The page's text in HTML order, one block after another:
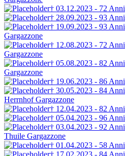
† 03.12.2023 - 72 Anni
† 28.09.2023 - 93 Anni
† 19.09.2023 - 93 Anni
Gargazzone
† 12.08.2023 - 72 Anni
Gargazzone
† 05.08.2023 - 82 Anni
Gargazzone
† 19.06.2023 - 86 Anni
† 30.05.2023 - 84 Anni
HerrnhofGargazzone
† 12.04.2023 - 82 Anni
† 05.04.2023 - 96 Anni
† 03.04.2023 - 92 Anni
Thuile Gargazzone
† 01.04.2023 - 58 Anni
† 17.02.2023 - 84 Anni